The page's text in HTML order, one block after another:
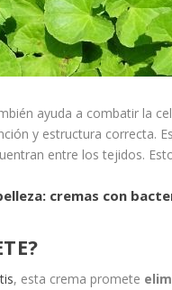
ayuda a combatir la
y estructura correcta.
entre los tejidos.
cremas con
, esta crema promete